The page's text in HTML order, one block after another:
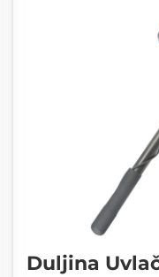
Duljina